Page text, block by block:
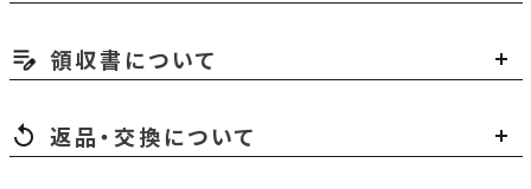
領収書について
返品・交換について